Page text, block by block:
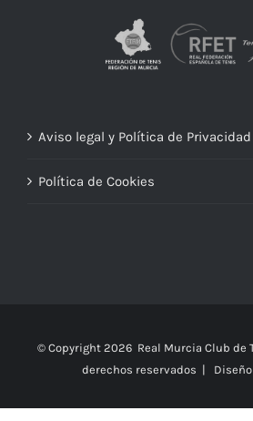
Aviso legal y Política de Privacidad
Política de Cookies
© Copyright 2026 Real Murcia Club de
derechos reservados |